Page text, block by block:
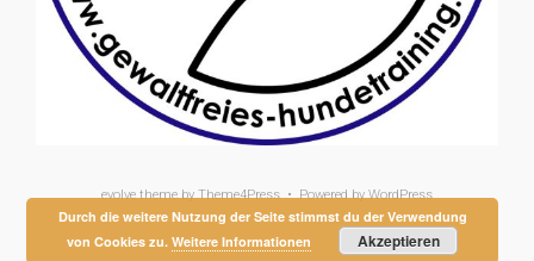
evolvetheme by Theme4Press • Powered byWordPress
Durch die weitere Nutzung der Seite stimmst du der Verwendung
von Cookies zu.Weitere Informationen Akzeptieren